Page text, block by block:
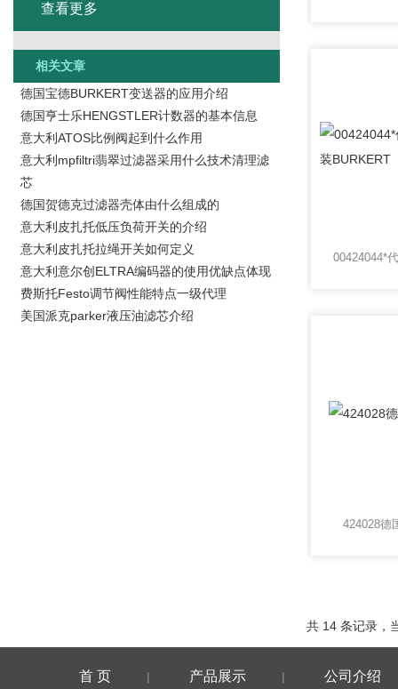
424028德
共 14 条记录
查看更多
相关文章
德国宝德BURKERT变送器的应用介绍
德国亨士乐HENGSTLER计数器的基本信息
意大利ATOS比例阀起到什么作用
意大利mpfiltri翡翠过滤器采用什么技术清理滤
芯
德国贺德克过滤器壳体由什么组成的
意大利皮扎托低压负荷开关的介绍
意大利皮扎托拉绳开关如何定义
意大利意尔创ELTRA编码器的使用优缺点体现
费斯托Festo调节阀性能特点一级代理
美国派克parker液压油滤芯介绍
首 页 | 产品展示 | 公司介绍